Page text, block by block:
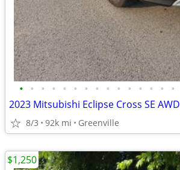
• • • • • • • • • • • • • • •
2023 Mitsubishi Eclipse Cross SE AWD
8/3 92k mi Greenville
$1,250